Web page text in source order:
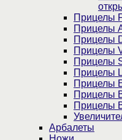
Прицелы
Прицелы
Прицелы
Прицелы
Прицелы
Прицелы
Прицелы
Прицелы
Прицелы
Арбалеты